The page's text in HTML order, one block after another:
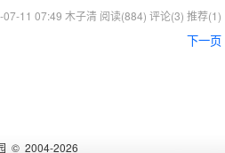
11 07:49 木子清 阅读(884) 评论(3) 推荐(1)
下一页
© 2004-2026